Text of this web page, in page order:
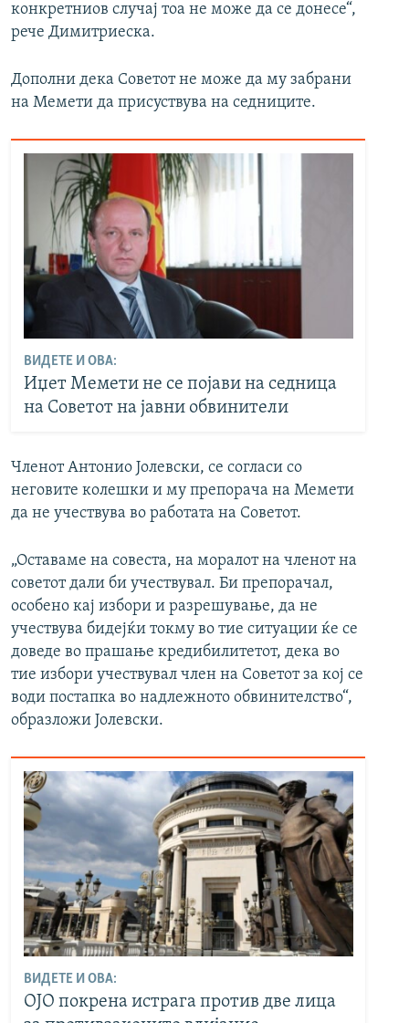
конкретниов случај тоа не може да се донесе“,
рече Димитриеска.
Дополни дека Советот не може да му забрани
на Мемети да присуствува на седниците.
ВИДЕТЕ И ОВА:
Иџет Мемети не се појави на седница
на Советот на јавни обвинители
Членот Антонио Јолевски, се согласи со
неговите колешки и му препорача на Мемети
да не учествува во работата на Советот.
„Оставаме на совеста, на моралот на членот на
советот дали би учествувал. Би препорачал,
особено кај избори и разрешување, да не
учествува бидејќи токму во тие ситуации ќе се
доведе во прашање кредибилитетот, дека во
тие избори учествувал член на Советот за кој се
води постапка во надлежното обвинителство“,
образложи Јолевски.
ВИДЕТЕ И ОВА:
OJO покрена истрага против две лица